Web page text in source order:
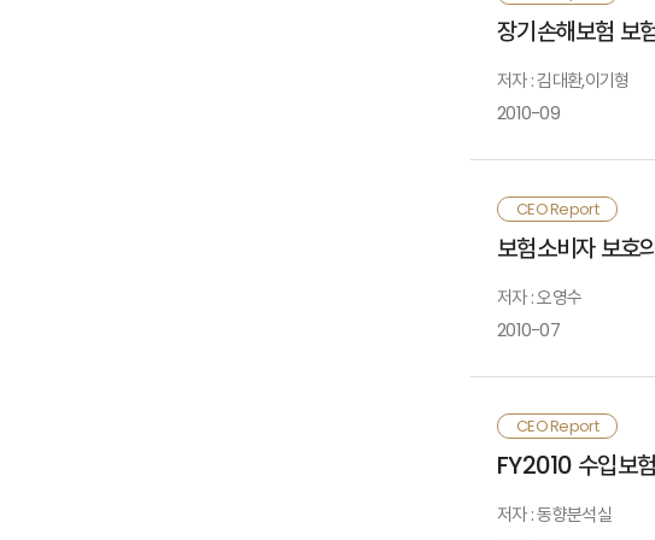
■ 이번 <근퇴법>
○중간정산이
■ 퇴직연금사업자
○ 중동 및 북아프
생산수준을 저하시
<국내 실물경제>
○ 국내경제는 수
가계실질구매력
○ 둘째, 예금보험
○ 셋째, 회수된 자
■ 영국은 공동계정
○ 서울 정상회의
■ 보험회사에 대
○ 둘째, 레버리지
참고문헌
Ⅳ. 신용카드 규제
VI. 시사점 및
Ⅰ. 검토배경
Ⅱ. 퇴직금 중간
Ⅲ. 퇴직금 중간
Ⅳ. 개선과제
장기손해보험 보
저자 : 김대환,이기형
2010-09
Ⅰ. 검토배경
Ⅱ. 장기손해보
Ⅲ. 장기손해보
Ⅳ. 주요국의 보
CEO Report
보험소비자 보호
저자 : 오영수
2010-07
Ⅰ. 검토배경
CEO Report
FY2010 수입보
저자 : 동향분석실